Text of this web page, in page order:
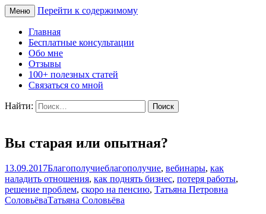
Свет Радости
Меню Перейти к содержимому
Главная
Бесплатные консультации
Обо мне
Отзывы
100+ полезных статей
Связаться со мной
Найти:
Вы старая или опытная?
13.09.2017Благополучиеблагополучие, вебинары, как
наладить отношения, как поднять бизнес, потеря работы,
решение проблем, скоро на пенсию, Татьяна Петровна
СоловьёваТатьяна Соловьёва